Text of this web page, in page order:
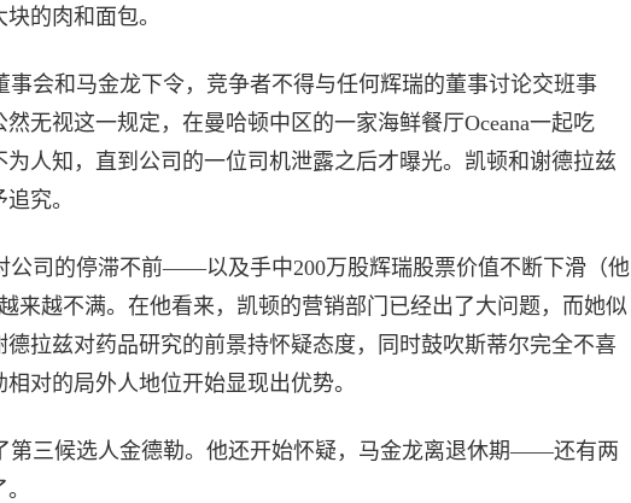
的肉和面包。
会和马金龙下令，竞争者不得与任何辉瑞的董事讨论交班事
无视这一规定，在曼哈顿中区的一家海鲜餐厅Oceana一起吃
人知，直到公司的一位司机泄露之后才曝光。凯顿和谢德拉兹
究。
司的停滞不前——以及手中200万股辉瑞股票价值不断下滑（他
越不满。在他看来，凯顿的营销部门已经出了大问题，而她似
拉兹对药品研究的前景持怀疑态度，同时鼓吹斯蒂尔完全不喜
对的局外人地位开始显现出优势。
三候选人金德勒。他还开始怀疑，马金龙离退休期——还有两